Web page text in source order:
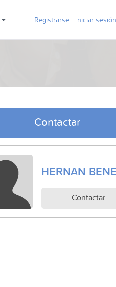
Registrarse Iniciar sesión
Contactar
Contactar